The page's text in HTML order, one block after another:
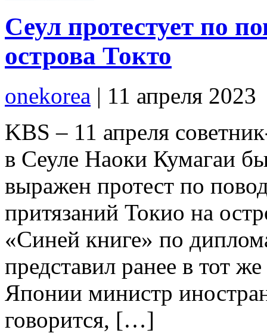
Сеул протестует по
острова Токто
onekorea | 11 апреля 2023
KBS – 11 апреля
в Сеуле Наоки Кумагаи
выражен протест по
притязаний Токио на
«Синей книге» по
представил ранее в тот
Японии министр
говорится, […]